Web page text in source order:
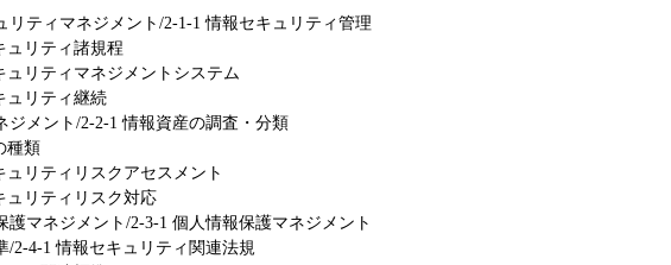
リティマネジメント/2-1-1 情報セキュリティ管理
ュリティ諸規程
ュリティマネジメントシステム
ュリティ継続
ジメント/2-2-1 情報資産の調査・分類
種類
ュリティリスクアセスメント
ュリティリスク対応
護マネジメント/2-3-1 個人情報保護マネジメント
/2-4-1 情報セキュリティ関連法規